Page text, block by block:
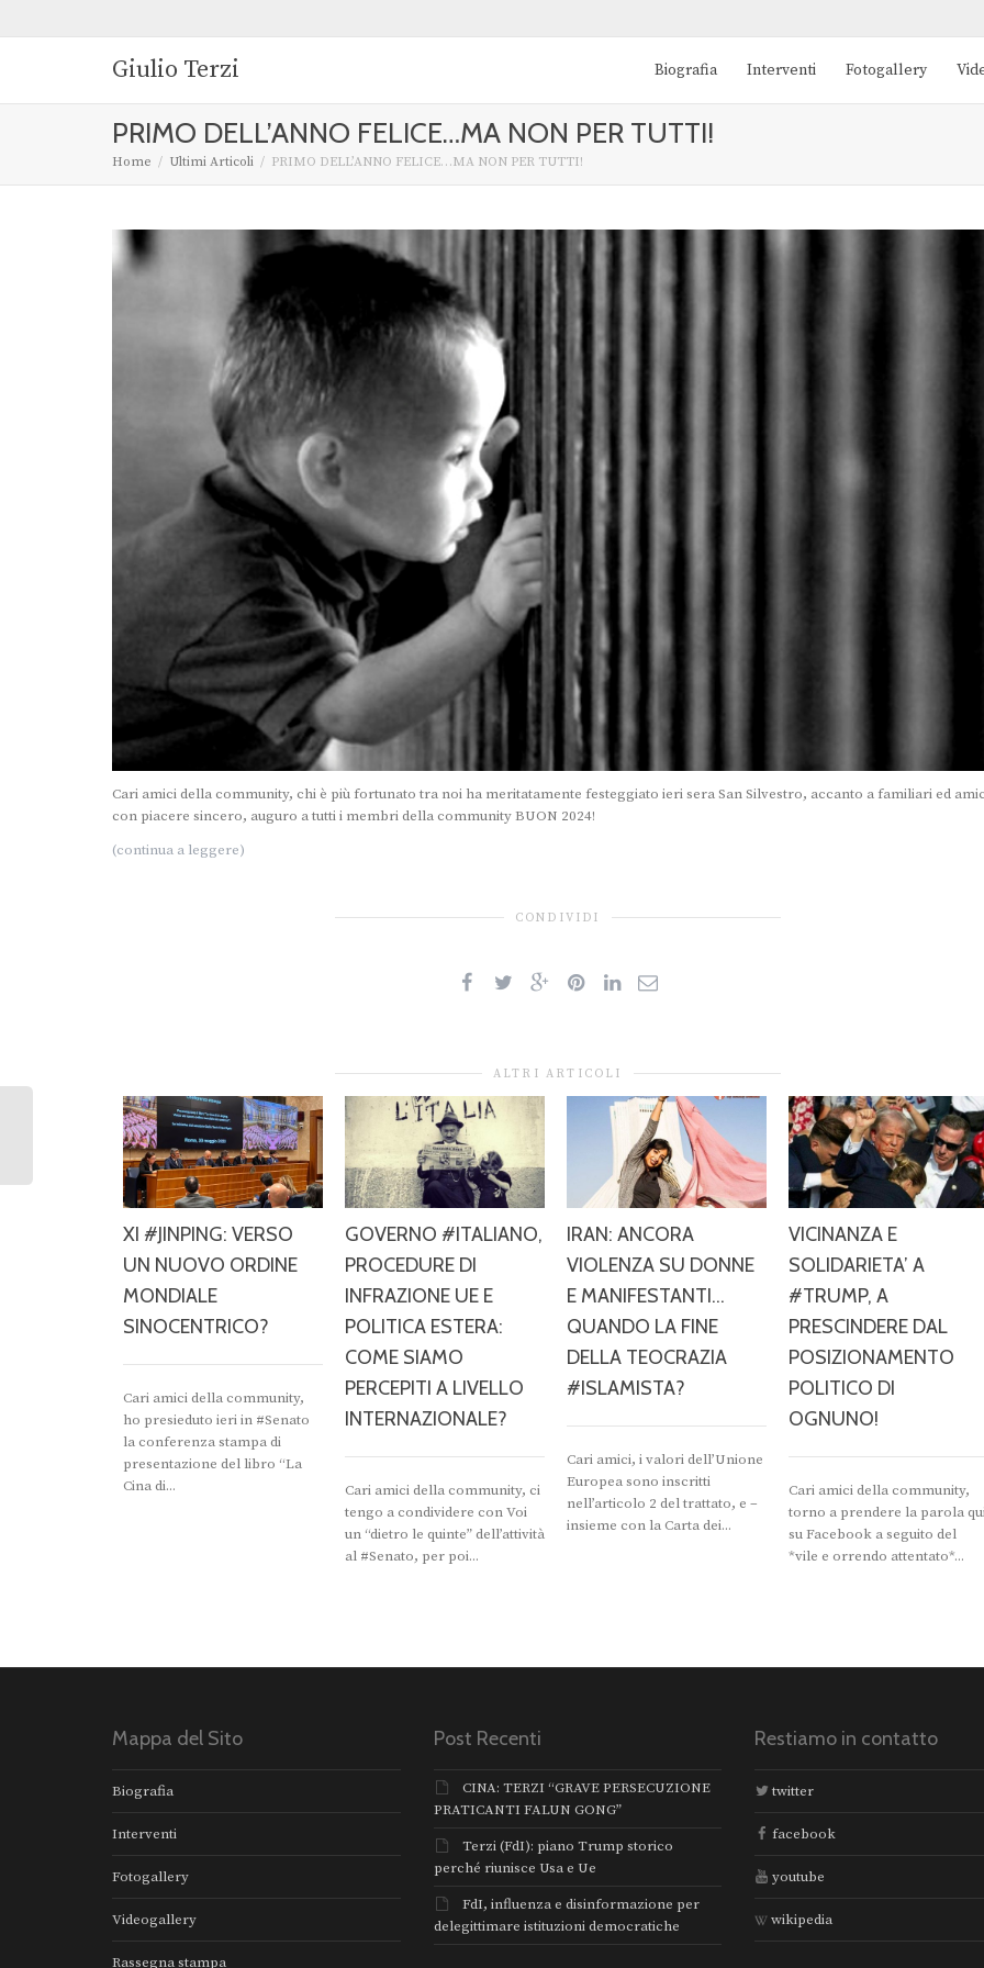
Giulio Terzi Biografia Interventi Fotogallery
PRIMO DELL’ANNO FELICE…MA NON PER TUTTI!
Home Ultimi Articoli PRIMO DELL’ANNO FELICE…MA NON PER TUTTI!
Cari amici della community, chi è più fortunato tra noi ha meritatamente festeggiato ieri sera San Silvestro, accanto a familiari ed
con piacere sincero, auguro a tutti i membri della community BUON 2024!
(continua a leggere)
CONDIVIDI
ALTRI ARTICOLI
XI #JINPING: VERSO
UN NUOVO ORDINE
MONDIALE
SINOCENTRICO?
Cari amici della community,
ho presieduto ieri in #Senato
la conferenza stampa di
presentazione del libro “La
Cina di...
GOVERNO #ITALIANO,
PROCEDURE DI
INFRAZIONE UE E
POLITICA ESTERA:
COME SIAMO
PERCEPITI A LIVELLO
INTERNAZIONALE?
Cari amici della community, ci
tengo a condividere con Voi
un “dietro le quinte” dell’attività
al #Senato, per poi...
IRAN: ANCORA
VIOLENZA SU DONNE
E MANIFESTANTI…
QUANDO LA FINE
DELLA TEOCRAZIA
#ISLAMISTA?
Cari amici, i valori dell’Unione
Europea sono inscritti
nell’articolo 2 del trattato, e –
insieme con la Carta dei...
VICINANZA E
SOLIDARIETA’ A
#TRUMP, A
PRESCINDERE DAL
POSIZIONAMENTO
POLITICO DI
OGNUNO!
Cari amici della community,
torno a prendere la parola
su Facebook a seguito del
*vile e orrendo attentato*...
Mappa del Sito
Biografia
Interventi
Fotogallery
Videogallery
Rassegna stampa
Post Recenti
CINA: TERZI “GRAVE PERSECUZIONE
PRATICANTI FALUN GONG”
Terzi (FdI): piano Trump storico
perché riunisce Usa e Ue
FdI, influenza e disinformazione per
delegittimare istituzioni democratiche
Restiamo in contatto
twitter
facebook
youtube
wikipedia